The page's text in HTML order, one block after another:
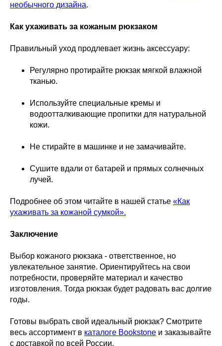
необычного дизайна.
Как ухаживать за кожаным рюкзаком
Правильный уход продлевает жизнь аксессуару:
Регулярно протирайте рюкзак мягкой влажной
тканью.
Используйте специальные кремы и
водоотталкивающие пропитки для натуральной
кожи.
Не стирайте в машинке и не замачивайте.
Сушите вдали от батарей и прямых солнечных
лучей.
Подробнее об этом читайте в нашей статье «Как
ухаживать за кожаной сумкой».
Заключение
Выбор кожаного рюкзака - ответственное, но
увлекательное занятие. Ориентируйтесь на свои
потребности, проверяйте материал и качество
изготовления. Тогда рюкзак будет радовать вас долгие
годы.
Готовы выбрать свой идеальный рюкзак? Смотрите
весь ассортимент в каталоге Bookstone и заказывайте
с доставкой по всей России.